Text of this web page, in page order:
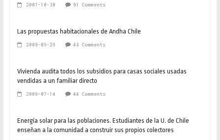
2007-10-30 91 Comments
Las propuestas habitacionales de Andha Chile
2009-06-26 48 Comments
Vivienda audita todos los subsidios para casas sociales usadas
vendidas a un familiar directo
2009-07-14 44 Comments
Energía solar para las poblaciones. Estudiantes de la U. de Chile
enseñan a la comunidad a construir sus propios colectores